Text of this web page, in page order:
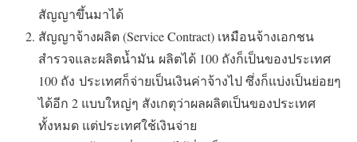
สัญญาขึ้นมาได้
สัญญาจ้างผลิต (Service Contract) เหมือนจ้างเอกชน
สำรวจและผลิตน้ำมัน ผลิตได้ 100 ถังก็เป็นของประเทศ
100 ถัง ประเทศก็จ่ายเป็นเงินค่าจ้างไป ซึ่งก็แบ่งเป็นย่อยๆ
ได้อีก 2 แบบใหญ่ๆ สังเกตุว่าผลผลิตเป็นของประเทศ
ทั้งหมด แต่ประเทศใช้เงินจ่าย